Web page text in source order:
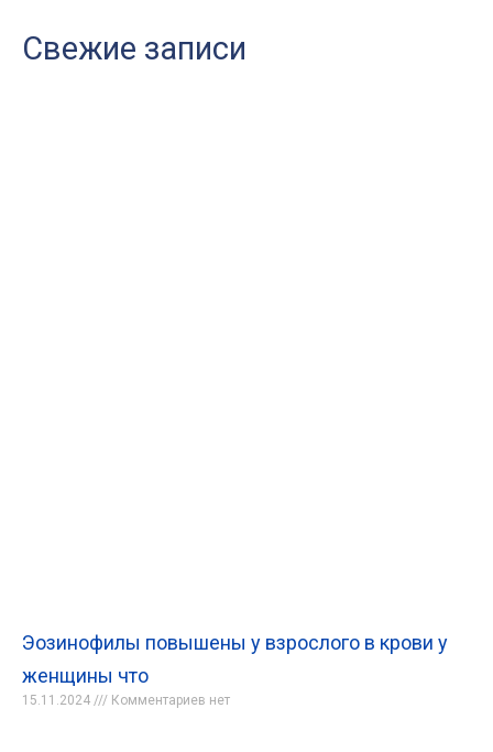
Свежие записи
Эозинофилы повышены у взрослого в крови у
женщины что
15.11.2024 Комментариев нет